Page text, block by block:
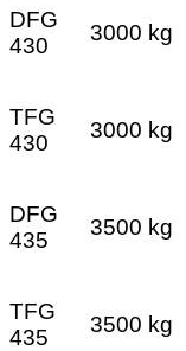
DFG
430
3000 kg
TFG
430
3000 kg
DFG
435
3500 kg
TFG
435
3500 kg